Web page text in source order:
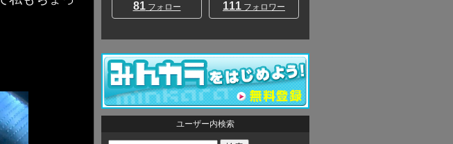
81フォロー 111 フォロワー
ユーザー内検索